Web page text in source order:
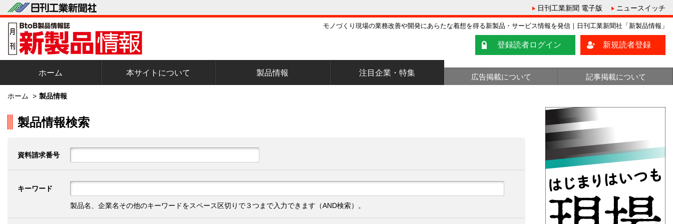
日刊工業新聞 電子版 ニュースイッチ
モノづくり現場の業務改善や開発にあらたな着想を得る新製品・サービス情報を発信｜日刊工業新聞社「新製品情報」
登録読者ログイン 新規読者登録
ホーム 本サイトについて 製品情報 注目企業・特集 広告掲載について 記事掲載について
ホーム > 製品情報
製品情報検索
資料請求番号
キーワード
製品名、企業名その他のキーワードをスペース区切りで３つまで入力できます（AND検索）。